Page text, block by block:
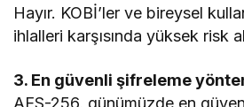
Hayır. KOBİ’ler ve bireysel
ihlalleri karşısında yüksek risk
3. En güvenli şifreleme
AES-256, günümüzde en